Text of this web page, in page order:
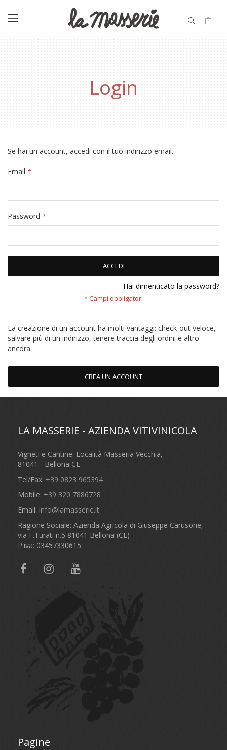
Login
Se hai un account, accedi con il tuo indirizzo email.
Email
Password
ACCEDI
Hai dimenticato la password?
La creazione di un account ha molti vantaggi: check-out veloce,
salvare più di un indirizzo, tenere traccia degli ordini e altro
ancora.
CREA UN ACCOUNT
LA MASSERIE - AZIENDA VITIVINICOLA
Vigneti e Cantine: Località Masseria Vecchia,
81041 - Bellona CE
Tel/Fax: +39 0823 965394
Mobile: +39 320 7886728
Email: info@lamasserie.it
Ragione Sociale: Azienda Agricola di Giuseppe Carusone,
via F.Turati n.5 81041 Bellona (CE)
P.iva: 03457330615
Pagine